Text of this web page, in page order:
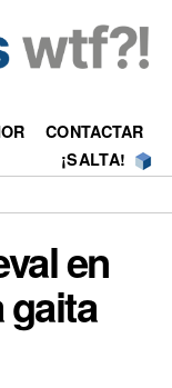
CONTACTAR
¡SALTA!
en